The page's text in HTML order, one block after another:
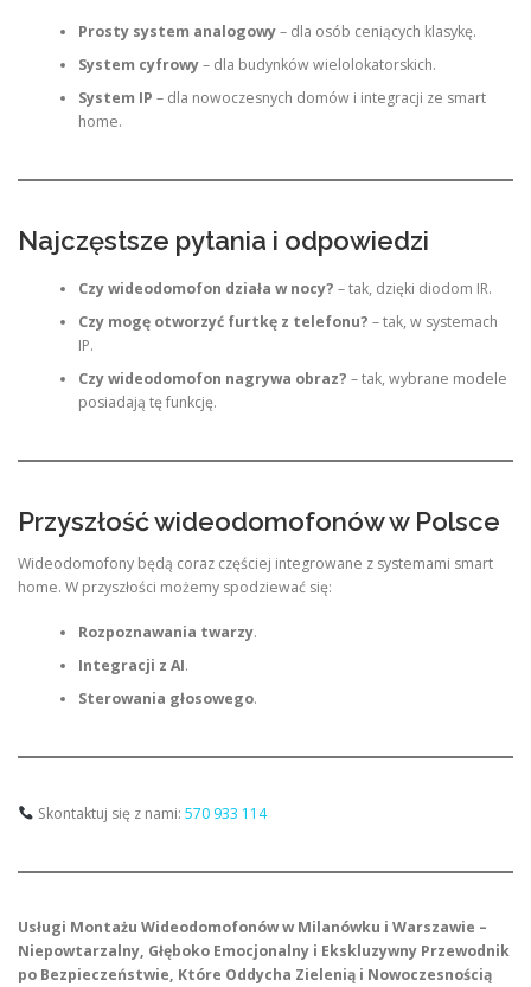
Prosty system analogowy– dla osób ceniących klasykę.
System cyfrowy– dla budynków wielolokatorskich.
System IP – dla nowoczesnych domów i integracji ze smart
home.
Najczęstsze pytania i odpowiedzi
Czy wideodomofon działa w nocy? – tak, dzięki diodom IR.
Czy mogę otworzyć furtkę z telefonu? – tak, w systemach
IP.
Czy wideodomofon nagrywa obraz? – tak, wybrane modele
posiadają tę funkcję.
Przyszłość wideodomofonów w Polsce
Wideodomofony będą coraz częściej integrowane z systemami smart
home. W przyszłości możemy spodziewać się:
Rozpoznawania twarzy.
Integracji z AI.
Sterowania głosowego.
Skontaktuj się z nami: 570 933 114
Usługi Montażu Wideodomofonów w Milanówku i Warszawie –
Niepowtarzalny, Głęboko Emocjonalny i Ekskluzywny Przewodnik
po Bezpieczeństwie, Które Oddycha Zielenią i Nowoczesnością